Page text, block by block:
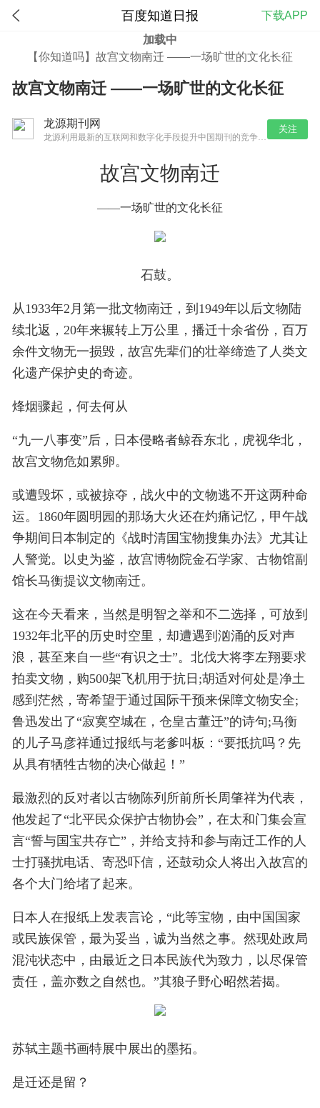
百度知道日报
下载APP
加载中
【你知道吗】故宫文物南迁 ——一场旷世的文化长征1422
故宫文物南迁 ——一场旷世的文化长征
龙源期刊网
龙源利用最新的互联网和数字化手段提升中国期刊的竞争力，优质版权内容的聚合平台
关注
故宫文物南迁
——一场旷世的文化长征
石鼓。
从1933年2月第一批文物南迁，到1949年以后文物陆
续北返，20年来辗转上万公里，播迁十余省份，百万
余件文物无一损毁，故宫先辈们的壮举缔造了人类文
化遗产保护史的奇迹。
烽烟骤起，何去何从
“九一八事变”后，日本侵略者鲸吞东北，虎视华北，
故宫文物危如累卵。
或遭毁坏，或被掠夺，战火中的文物逃不开这两种命
运。1860年圆明园的那场大火还在灼痛记忆，甲午战
争期间日本制定的《战时清国宝物搜集办法》尤其让
人警觉。以史为鉴，故宫博物院金石学家、古物馆副
馆长马衡提议文物南迁。
这在今天看来，当然是明智之举和不二选择，可放到
1932年北平的历史时空里，却遭遇到汹涌的反对声
浪，甚至来自一些“有识之士”。北伐大将李左翔要求
拍卖文物，购500架飞机用于抗日;胡适对何处是净土
感到茫然，寄希望于通过国际干预来保障文物安全;
鲁迅发出了“寂寞空城在，仓皇古董迁”的诗句;马衡
的儿子马彦祥通过报纸与老爹叫板：“要抵抗吗？先
从具有牺牲古物的决心做起！”
最激烈的反对者以古物陈列所前所长周肇祥为代表，
他发起了“北平民众保护古物协会”，在太和门集会宣
言“誓与国宝共存亡”，并给支持和参与南迁工作的人
士打骚扰电话、寄恐吓信，还鼓动众人将出入故宫的
各个大门给堵了起来。
日本人在报纸上发表言论，“此等宝物，由中国国家
或民族保管，最为妥当，诚为当然之事。然现处政局
混沌状态中，由最近之日本民族代为致力，以尽保管
责任，盖亦数之自然也。”其狼子野心昭然若揭。
苏轼主题书画特展中展出的墨拓。
是迁还是留？